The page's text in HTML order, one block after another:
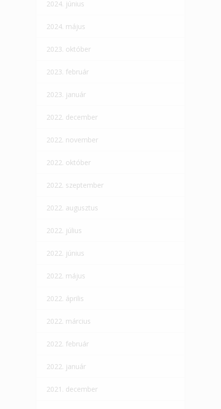
2024. június
2024. május
2023. október
2023. február
2023. január
2022. december
2022. november
2022. október
2022. szeptember
2022. augusztus
2022. július
2022. június
2022. május
2022. április
2022. március
2022. február
2022. január
2021. december